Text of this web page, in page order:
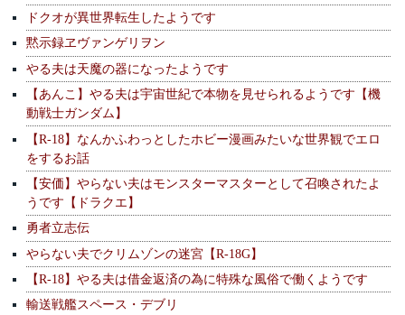
ドクオが異世界転生したようです
黙示録ヱヴァンゲリヲン
やる夫は天魔の器になったようです
【あんこ】やる夫は宇宙世紀で本物を見せられるようです【機
動戦士ガンダム】
【R-18】なんかふわっとしたホビー漫画みたいな世界観でエロ
をするお話
【安価】やらない夫はモンスターマスターとして召喚されたよ
うです【ドラクエ】
勇者立志伝
やらない夫でクリムゾンの迷宮【R-18G】
【R-18】やる夫は借金返済の為に特殊な風俗で働くようです
輸送戦艦スペース・デブリ